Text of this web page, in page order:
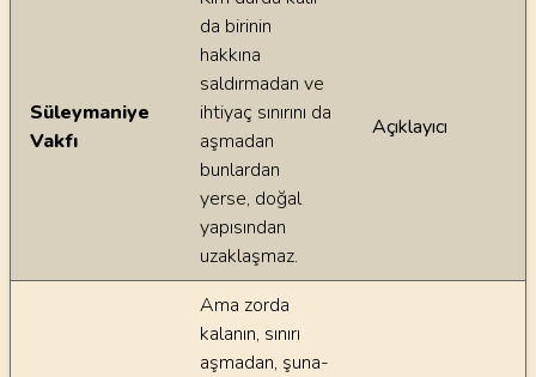
Süleymaniye
Vakfı
da birinin
hakkına
saldırmadan ve
ihtiyaç sınırını da
aşmadan
bunlardan
yerse, doğal
yapısından
uzaklaşmaz.
Açıklayıcı
Ama zorda
kalanın, sınırı
aşmadan, şuna-